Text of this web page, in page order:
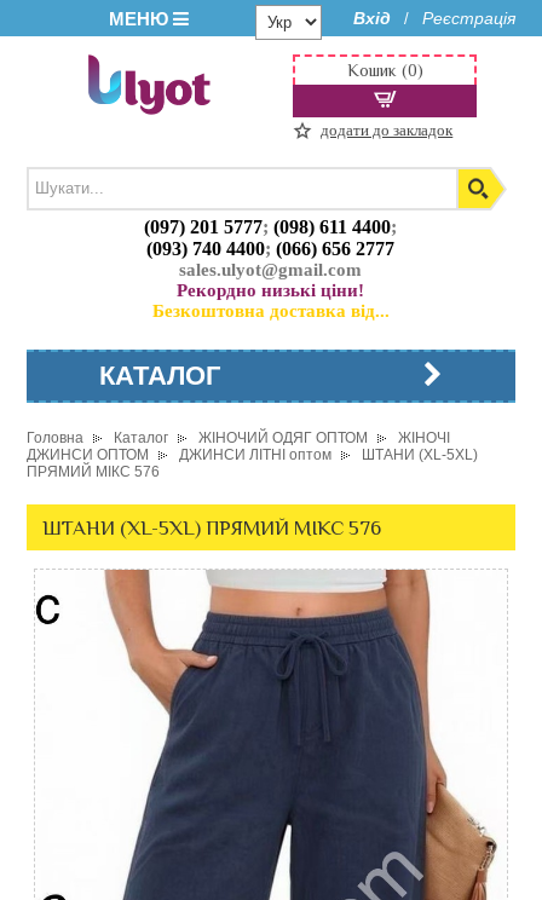
МЕНЮ Вхід / Реєстрація
(097) 201 5777;(098) 611 4400;
(093) 740 4400;(066) 656 2777
sales.ulyot@gmail.com
Рекордно низькі ціни!
Безкоштовна доставка від...
Кошик (0)
додати до закладок
КАТАЛОГ
Головна Каталог ЖІНОЧИЙ ОДЯГ ОПТОМ
ЖІНОЧІ
ДЖИНСИ ОПТОМ
ДЖИНСИ ЛІТНІ оптом
ШТАНИ (XL-5XL)
ПРЯМИЙ МІКС 576
ШТАНИ (XL-5XL) ПРЯМИЙ МІКС 576